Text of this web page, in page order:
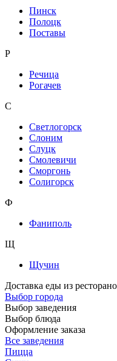
Пинск
Полоцк
Поставы
Р
Речица
Рогачев
С
Светлогорск
Слоним
Слуцк
Смолевичи
Сморгонь
Солигорск
Ф
Фаниполь
Щ
Щучин
Доставка еды из
Выбор города
Выбор заведения
Выбор блюда
Оформление заказа
Все заведения
Пицца